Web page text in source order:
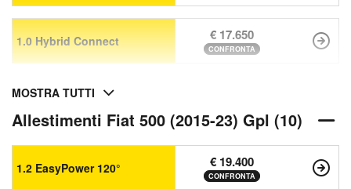
1.0 Hybrid Connect € 17.650
CONFRONTA
MOSTRA TUTTI
Allestimenti Fiat 500 (2015-23) Gpl (10)
1.2 EasyPower 120° € 19.400
CONFRONTA